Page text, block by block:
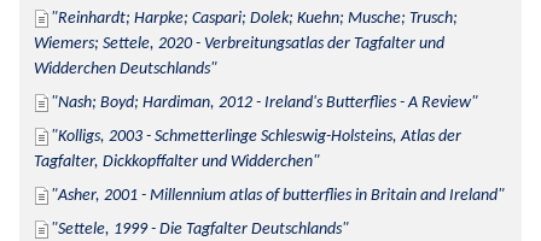
Reinhardt; Harpke; Caspari; Dolek; Kuehn; Musche; Trusch;
Wiemers; Settele, 2020 - Verbreitungsatlas der Tagfalter und
Widderchen Deutschlands
Nash; Boyd; Hardiman, 2012 - Ireland's Butterflies - A Review
Kolligs, 2003 - Schmetterlinge Schleswig-Holsteins, Atlas der
Tagfalter, Dickkopffalter und Widderchen
Asher, 2001 - Millennium atlas of butterflies in Britain and Ireland
Settele, 1999 - Die Tagfalter Deutschlands